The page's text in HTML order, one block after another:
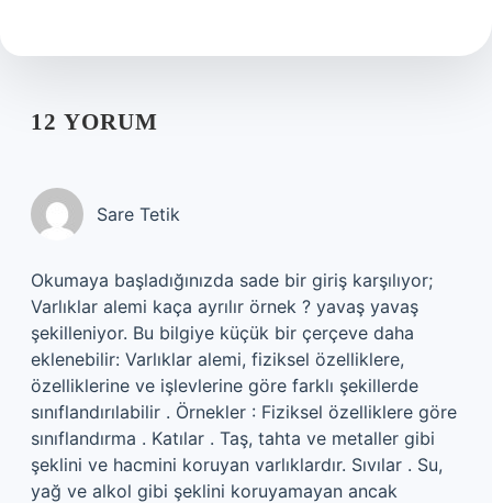
12 YORUM
Sare Tetik
Okumaya başladığınızda sade bir giriş karşılıyor;
Varlıklar alemi kaça ayrılır örnek ? yavaş yavaş
şekilleniyor. Bu bilgiye küçük bir çerçeve daha
eklenebilir: Varlıklar alemi, fiziksel özelliklere,
özelliklerine ve işlevlerine göre farklı şekillerde
sınıflandırılabilir . Örnekler : Fiziksel özelliklere göre
sınıflandırma . Katılar . Taş, tahta ve metaller gibi
şeklini ve hacmini koruyan varlıklardır. Sıvılar . Su,
yağ ve alkol gibi şeklini koruyamayan ancak